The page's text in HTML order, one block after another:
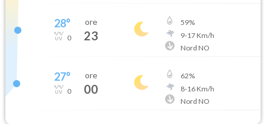
28°
0
ore
23
59%
9-17Km/h
Nord NO
27°
0
ore
00
62%
8-16Km/h
Nord NO